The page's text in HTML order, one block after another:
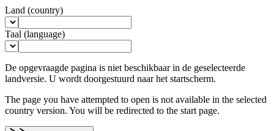
Land (country)
Taal (language)
De opgevraagde pagina is niet beschikbaar in de geselecteerde
landversie. U wordt doorgestuurd naar het startscherm.
The page you have attempted to open is not available in the selected
country version. You will be redirected to the start page.